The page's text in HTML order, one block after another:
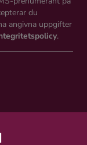
du
angivna uppgifter
.